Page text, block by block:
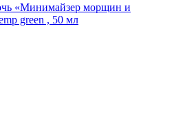
«Минимайзер морщин и
green , 50 мл